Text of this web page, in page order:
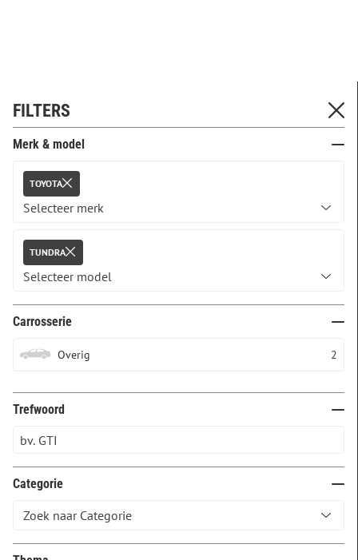
FILTERS
Merk & model
TOYOTA
TUNDRA
Carrosserie
Overig 2
Trefwoord
Categorie